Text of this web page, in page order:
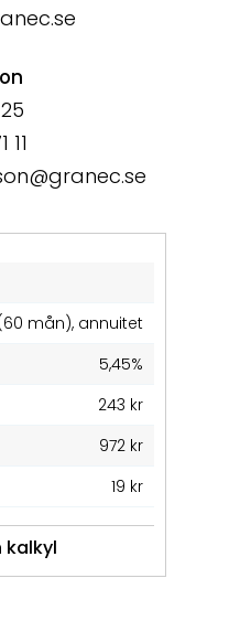
mån), annuitet
5,45%
243 kr
972 kr
19 kr
kalkyl